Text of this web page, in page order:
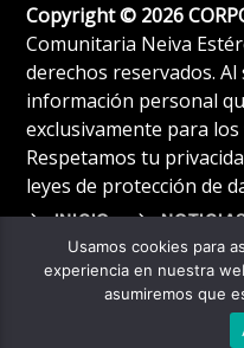
Copyright © 2026
Comunitaria Neiva
derechos reservados.
información personal
exclusivamente para
Respetamos tu
leyes de protección de
INICIO
Usamos cookies para
experiencia en nuestra
asumiremos que